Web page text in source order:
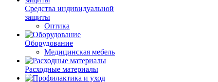
Средства индивидуальной
защиты
Оптика
Оборудование
Медицинская мебель
Расходные материалы